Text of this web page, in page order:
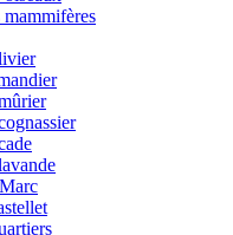
mammifères